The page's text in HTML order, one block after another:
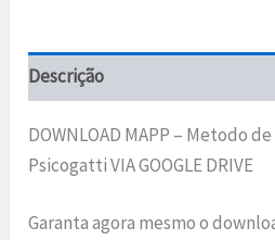
Descrição
DOWNLOAD MAPP – Metodo
Psicogatti VIA GOOGLE DRIVE
Garanta agora mesmo o